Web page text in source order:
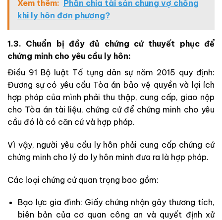
Xem thêm: Phân chia tài sản chung vợ chồng
khi ly hôn đơn phương?
1.3. Chuẩn bị đầy đủ chứng cứ thuyết phục để
chứng minh cho yêu cầu ly hôn:
Điều 91 Bộ luật Tố tụng dân sự năm 2015 quy định:
Đương sự có yêu cầu Tòa án bảo vệ quyền và lợi ích
hợp pháp của mình phải thu thập, cung cấp, giao nộp
cho Tòa án tài liệu, chứng cứ để chứng minh cho yêu
cầu đó là có căn cứ và hợp pháp.
Vì vậy, người yêu cầu ly hôn phải cung cấp chứng cứ
chứng minh cho lý do ly hôn mình đưa ra là hợp pháp.
Các loại chứng cứ quan trọng bao gồm:
Bạo lực gia đình: Giấy chứng nhận gây thương tích,
biên bản của cơ quan công an và quyết định xử